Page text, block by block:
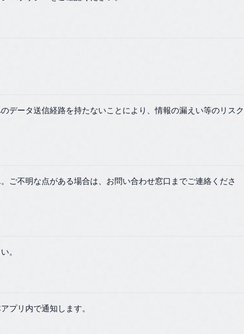
データ送信経路を持たないことにより、情報の漏えい等のリスク
ご不明な点がある場合は、お問い合わせ窓口までご連絡くださ
。
プリ内で通知します。